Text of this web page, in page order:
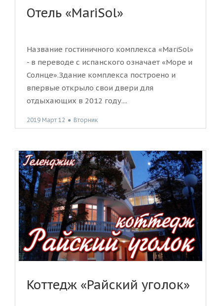
Отель «MariSol»
Название гостиничного комплекса «MariSol»
- в переводе с испанского означает «Море и
Солнце».Здание комплекса построено и
впервые открыло свои двери для
отдыхающих в 2012 году....
2019 Март 12 ● Вторник
Коттедж «Райский уголок»